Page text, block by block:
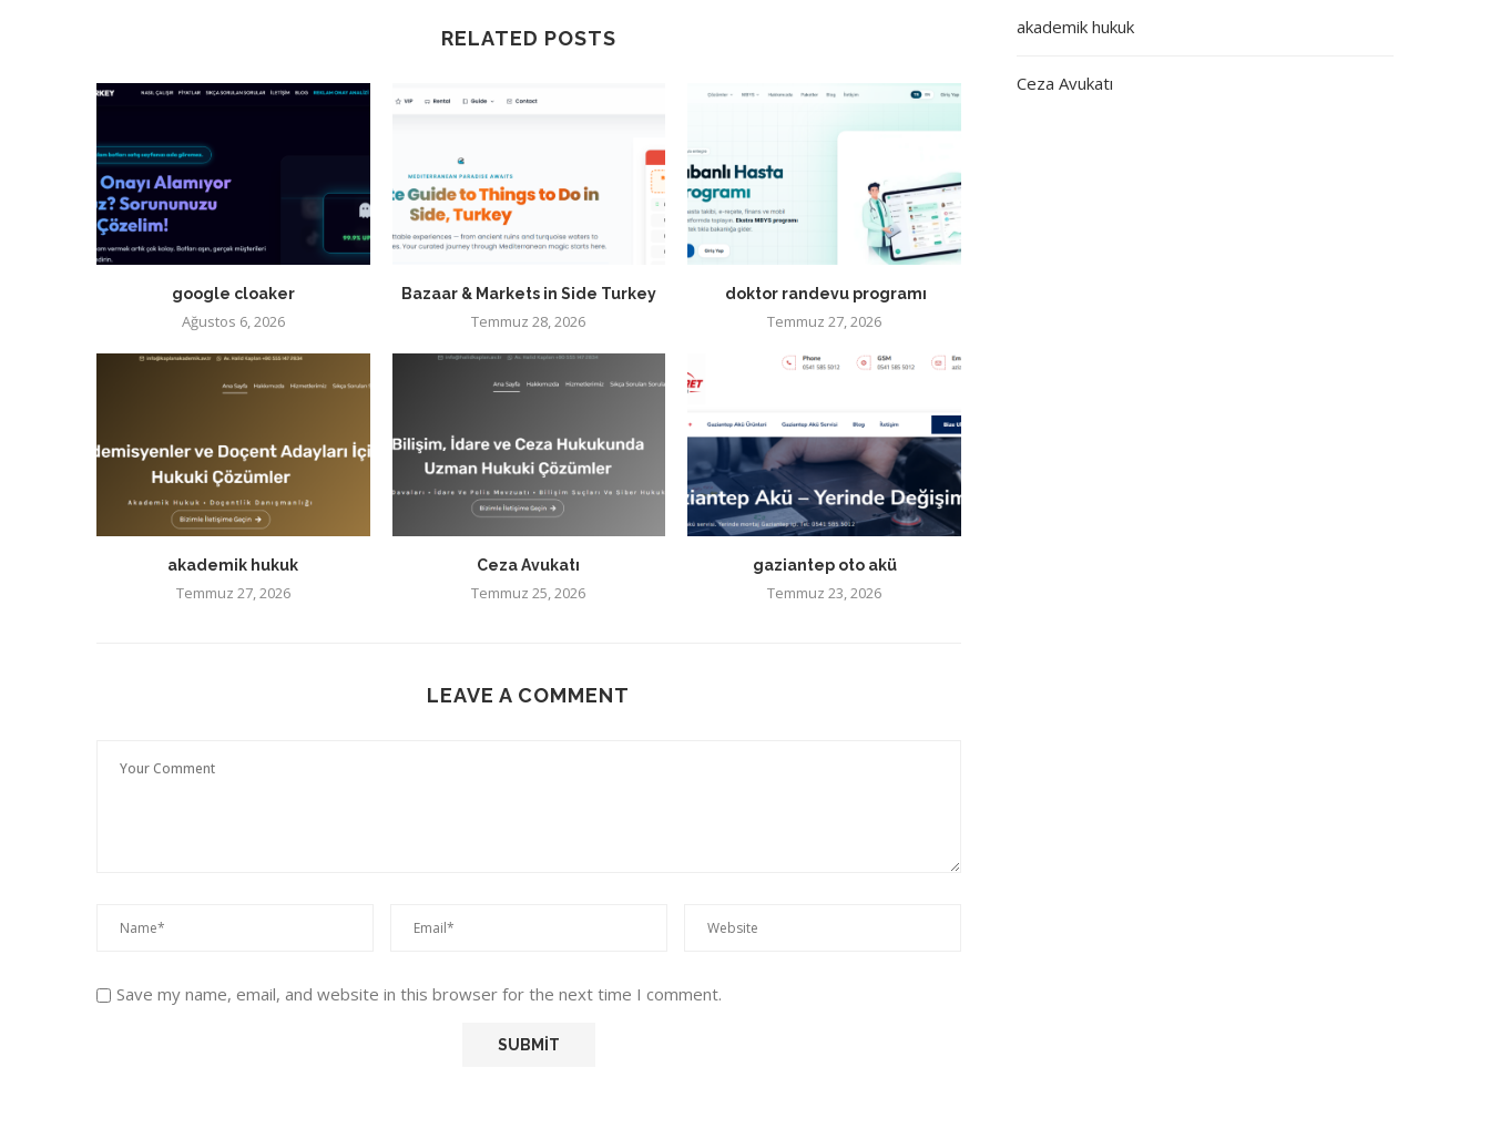
RELATED POSTS
google cloaker
Ağustos 6, 2026
Bazaar & Markets in Side Turkey
Temmuz 28, 2026
doktor randevu programı
Temmuz 27, 2026
akademik hukuk
Temmuz 27, 2026
Ceza Avukatı
Temmuz 25, 2026
gaziantep oto akü
Temmuz 23, 2026
LEAVE A COMMENT
Save my name, email, and website in this browser for the next time I comment.
akademik hukuk
Ceza Avukatı